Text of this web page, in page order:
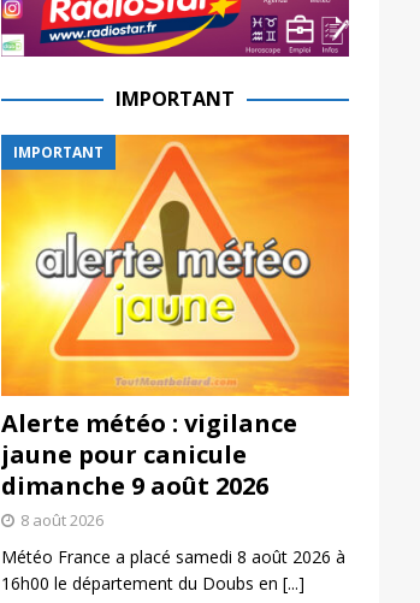
IMPORTANT
IMPORTANT
Alerte météo : vigilance
jaune pour canicule
dimanche 9 août 2026
8 août 2026
Météo France a placé samedi 8 août 2026 à
16h00 le département du Doubs en [...]